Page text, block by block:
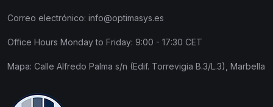
Correo electrónico: info@optimasys.es
Office Hours Monday to Friday: 9:00 - 17:30 CET
Mapa: Calle Alfredo Palma s/n (Edif. Torrevigia B.3/L.3), Marbella